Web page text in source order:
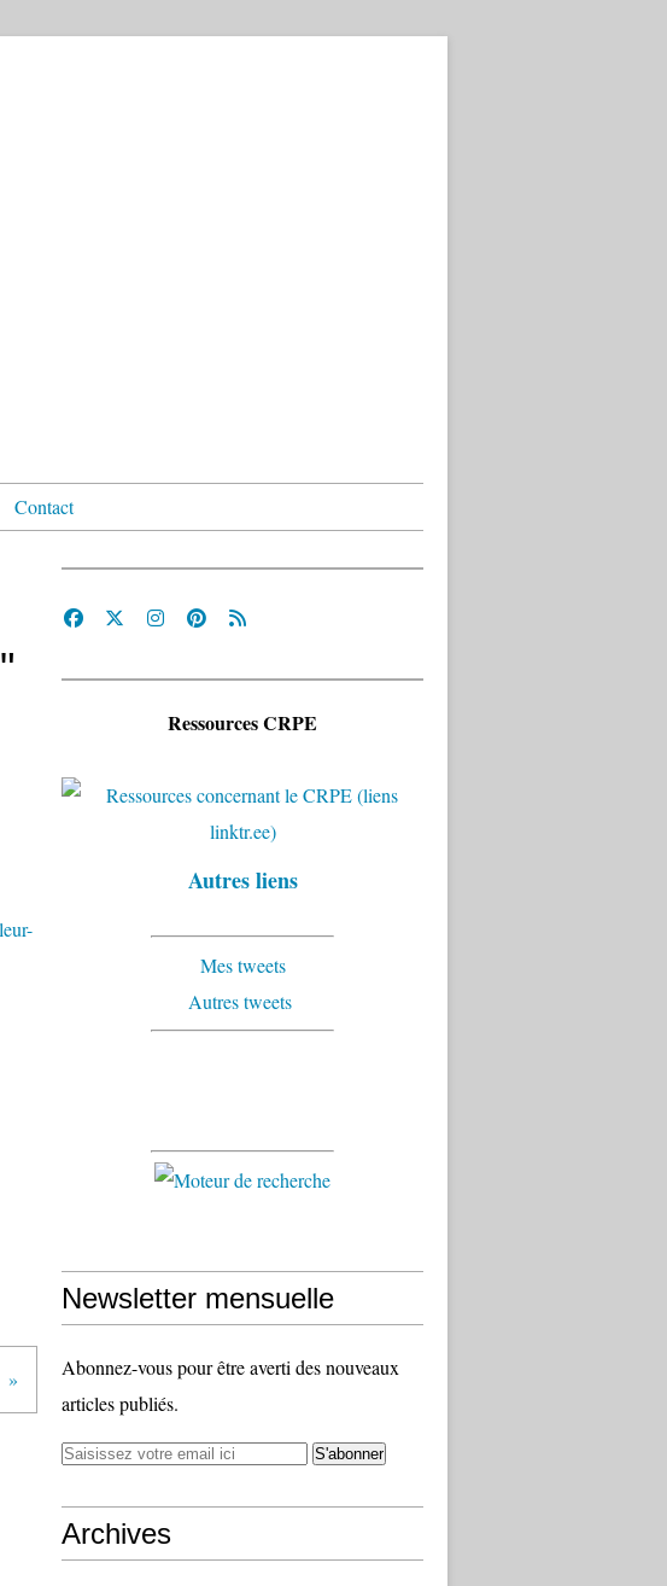
Contact
Ressources CRPE
Autres liens
Mes tweets
Autres tweets
Newsletter mensuelle
Abonnez-vous pour être averti des nouveaux
articles publiés.
Archives